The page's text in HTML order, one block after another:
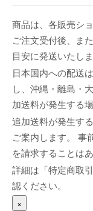
商品は、各販売シ
ご注文受付後、ま
目安に発送いたしま
日本国内への配送
し、沖縄・離島・
加送料が発生する
追加送料が発生す
ご案内します。 事
を請求することは
詳細は「特定商取
認ください。
×